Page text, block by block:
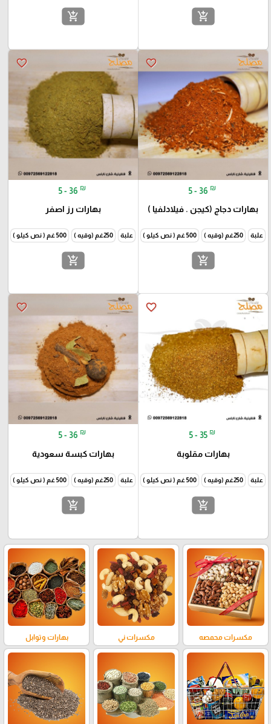
add_shopping_cart
add_shopping_cart
favorite_border
5 - 36 ₪
بهارات دجاج (كيجن . فيلادلفيا )
علبة 250غم (وقيه ) 500 غم ( نص كيلو ) 1000غم (كيلو )
add_shopping_cart
favorite_border
5 - 36 ₪
بهارات رز اصفر
علبة 250غم (وقيه ) 500 غم ( نص كيلو )
add_shopping_cart
favorite_border
5 - 35 ₪
بهارات مقلوبة
علبة 250غم (وقيه ) 500 غم ( نص كيلو ) 1000غم (كيلو )
add_shopping_cart
favorite_border
5 - 36 ₪
بهارات كبسة سعودية
علبة 250غم (وقيه ) 500 غم ( نص كيلو )
add_shopping_cart
مكسرات محمصه مكسرات ني بهارات وتوابل